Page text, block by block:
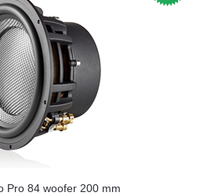
Pro 84 woofer 200 mm